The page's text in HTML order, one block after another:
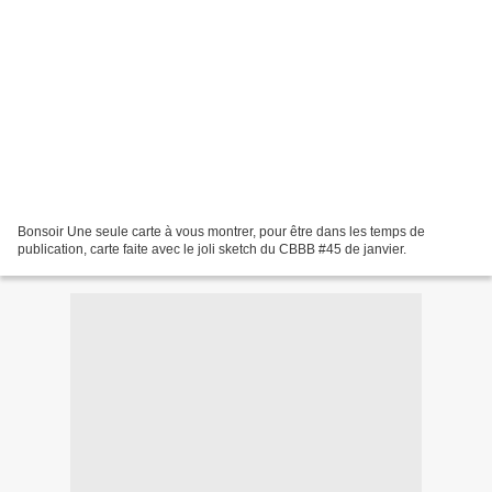
Bonsoir Une seule carte à vous montrer, pour être dans les temps de
publication, carte faite avec le joli sketch du CBBB #45 de janvier.